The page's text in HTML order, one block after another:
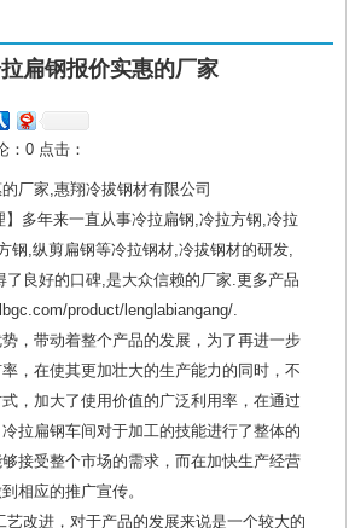
扁钢报价实惠的厂家
：0 点击：
厂家,惠翔冷拔钢材有限公司
】多年来一直从事冷拉扁钢,冷拉方钢,冷拉
钢,纵剪扁钢等冷拉钢材,冷拔钢材的研发,
了良好的口碑,是大众信赖的厂家.更多产品
product/lenglabiangang/.
，带动着整个产品的发展，为了再进一步
，在使其更加壮大的生产能力的同时，不
，加大了使用价值的广泛利用率，在通过
拉扁钢车间对于加工的技能进行了整体的
接受整个市场的需求，而在加快生产经营
相应的推广宣传。
艺改进，对于产品的发展来说是一个较大的